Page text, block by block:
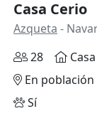
Casa Cerio
Azqueta -
28
En población
Sí